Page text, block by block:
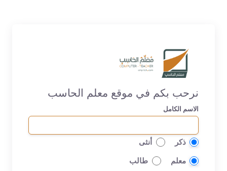
نرحب بكم في موقع معلم الحاسب
الاسم الكامل
ذكر
أنثى
معلم
طالب